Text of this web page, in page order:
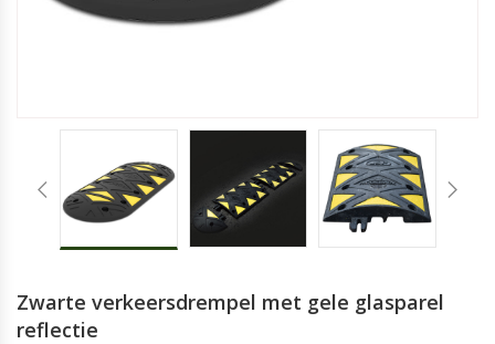
Zwarte verkeersdrempel met gele glasparel
reflectie